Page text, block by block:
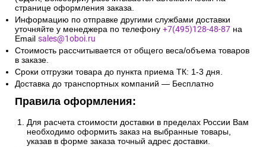
странице оформления заказа.
Информацию по отправке другими службами доставки
уточняйте у менеджера по телефону +7(495)128-48-87 на
Email sales@1oboi.ru
Стоимость рассчитывается от общего веса/объема товаров
в заказе.
Сроки отгрузки товара до пункта приема ТК: 1-3 дня.
Доставка до транспортных компаний — Бесплатно
Правила оформления:
Для расчета стоимости доставки в пределах России Вам
необходимо оформить заказ на выбранные товары,
указав в форме заказа точный адрес доставки.